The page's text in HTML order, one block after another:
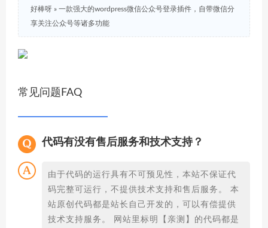
好棒呀 » 一款强大的wordpress微信公众号登录插件，自带微信分
享关注公众号等诸多功能
常见问题FAQ
代码有没有售后服务和技术支持？
由于代码的运行具有不可预见性，本站不保证代
码完整可运行，不提供技术支持和售后服务。 本
站原创代码都是站长自己开发的，可以有偿提供
技术支持服务。 网站里标明【亲测】的代码都是